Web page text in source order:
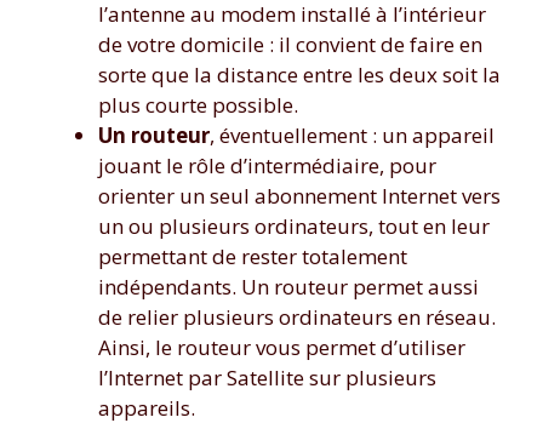
l’antenne au modem installé à l’intérieur
de votre domicile : il convient de faire en
sorte que la distance entre les deux soit la
plus courte possible.
Un routeur, éventuellement : un appareil
jouant le rôle d’intermédiaire, pour
orienter un seul abonnement Internet vers
un ou plusieurs ordinateurs, tout en leur
permettant de rester totalement
indépendants. Un routeur permet aussi
de relier plusieurs ordinateurs en réseau.
Ainsi, le routeur vous permet d’utiliser
l’Internet par Satellite sur plusieurs
appareils.